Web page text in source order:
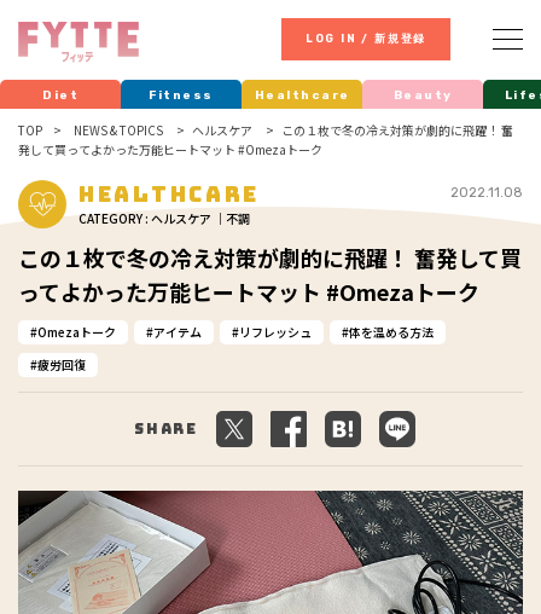
LOG IN / 新規登録
Diet Fitness Healthcare Beauty
TOP NEWS & TOPICS ヘルスケア
この１枚で冬の冷え対策が劇的に飛躍！ 奮
発して買ってよかった万能ヒートマット #Omezaトーク
Healthcare
CATEGORY : ヘルスケア ｜不調
2022.11.08
この１枚で冬の冷え対策が劇的に飛躍！ 奮発して買
ってよかった万能ヒートマット #Omezaトーク
Omezaトーク アイテム リフレッシュ
体を温める方法
疲労回復
Share